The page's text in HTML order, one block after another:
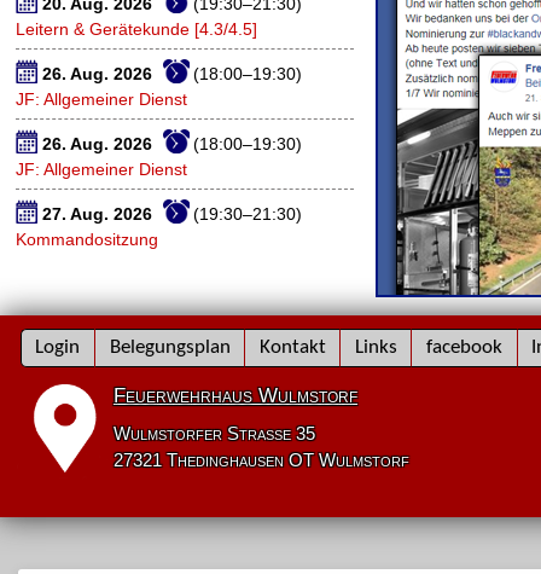
Leitern & Gerätekunde [4.3/4.5]
26. Aug. 2026
(18:00–19:30)
JF: Allgemeiner Dienst
26. Aug. 2026
(18:00–19:30)
JF: Allgemeiner Dienst
27. Aug. 2026
(19:30–21:30)
Kommandositzung
Navigation
überspringen
Login Belegungsplan Kontakt Links facebook
Feuerwehrhaus Wulmstorf
Wulmstorfer Straße 35
27321 Thedinghausen OT Wulmstorf